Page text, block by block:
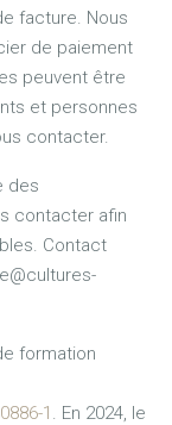
facture. Nous
de paiement
peuvent être
et personnes
contacter.
des
contacter afin
Contact
formation
1 . En 2024, le